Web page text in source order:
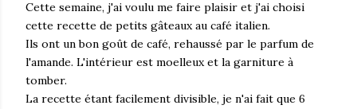
Cette semaine, j'ai voulu me faire plaisir et j'ai choisi
cette recette de petits gâteaux au café italien.
Ils ont un bon goût de café, rehaussé par le parfum de
l'amande. L'intérieur est moelleux et la garniture à
tomber.
La recette étant facilement divisible, je n'ai fait que 6